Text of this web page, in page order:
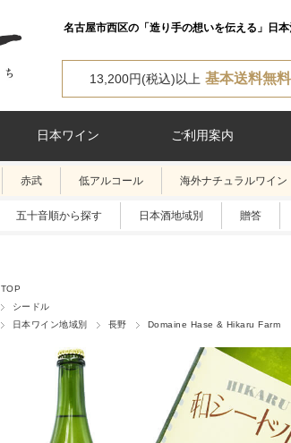
名古屋市西区の「造り手の想いを伝える」日
13,200円(税込)以上 基本送料無料
日本ワイン ご利用案内
赤武 低アルコール 海外ナチュラルワイン
五十音順から探す 日本酒地域別 贈答
TOP
シードル
日本ワイン地域別
長野 Domaine Hase & Hikaru Farm